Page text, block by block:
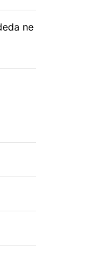
ne